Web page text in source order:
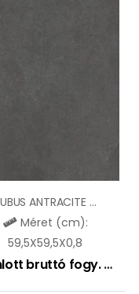
QUBUS ANTRACITE R1 RET
Méret (cm):
59,5X59,5X0,8
Ajánlott bruttó fogy. ár: